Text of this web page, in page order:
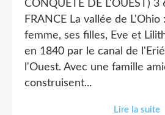
CONQUETE DE L'OUEST)
FRANCE La vallée de
femme, ses filles, Eve et
en 1840 par le canal de
l'Ouest. Avec une famille
construisent...
Lire la suite